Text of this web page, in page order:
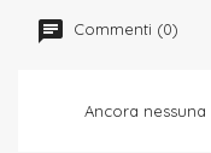
Commenti (0)
Ancora